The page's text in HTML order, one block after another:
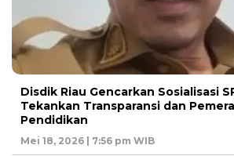
Disdik Riau Gencarkan Sosialisasi
Tekankan Transparansi dan
Pendidikan
Mei 18, 2026 | 7:56 pm WIB